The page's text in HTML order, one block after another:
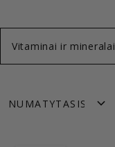
Vitaminai ir mineralai